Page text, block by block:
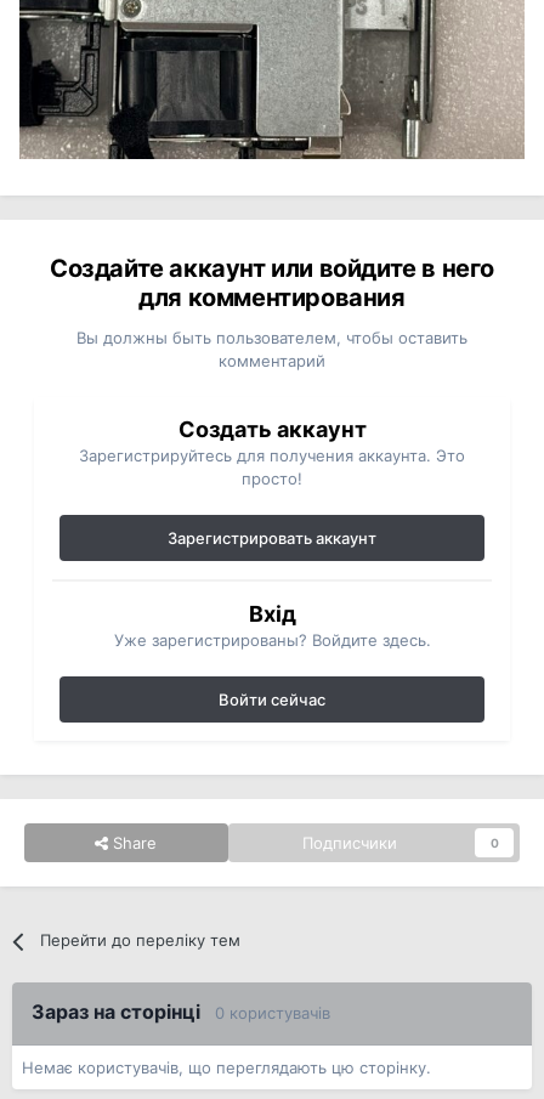
Создайте аккаунт или войдите в него
для комментирования
Вы должны быть пользователем, чтобы оставить
комментарий
Создать аккаунт
Зарегистрируйтесь для получения аккаунта. Это
просто!
Зарегистрировать аккаунт
Вхід
Уже зарегистрированы? Войдите здесь.
Войти сейчас
Share Подписчики 0
Перейти до переліку тем
Зараз на сторінці 0 користувачів
Немає користувачів, що переглядають цю сторінку.